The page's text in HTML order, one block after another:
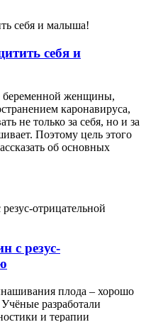
себя и
беременной женщины,
каронавируса,
не только за себя, но и за
Поэтому цель этого
об основных
с резус-
плода – хорошо
разработали
и терапии